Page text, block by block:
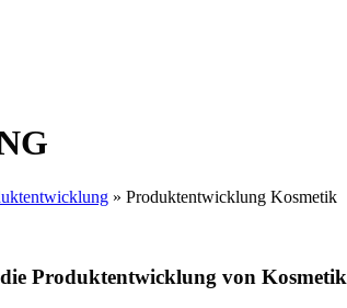
» Produktentwicklung Kosmetik
Produktentwicklung von Kosmetik